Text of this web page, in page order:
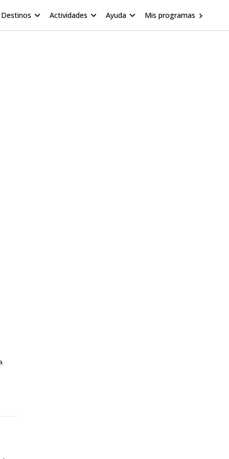
Destinos Actividades Ayuda Mis programas